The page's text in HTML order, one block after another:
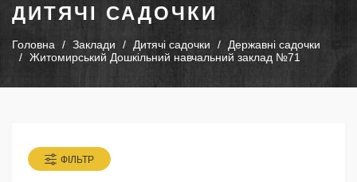
ДИТЯЧІ САДОЧКИ
Головна Заклади Дитячі садочки
Державні садочки
Житомирський Дошкільний навчальний заклад №71
ФІЛЬТР